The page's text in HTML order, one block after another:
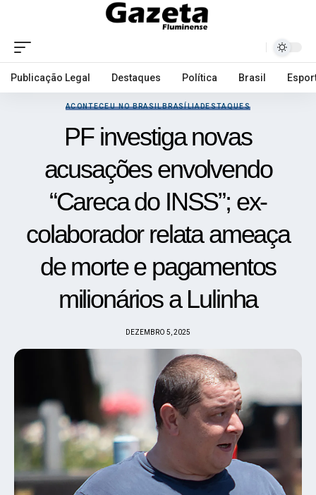
Publicação Legal Destaques Política Brasil
ACONTECEU NO BRASILBRASÍLIADESTAQUES
PF investiga novas
acusações envolvendo
“Careca do INSS”; ex-
colaborador relata ameaça
de morte e pagamentos
milionários a Lulinha
DEZEMBRO 5, 2025